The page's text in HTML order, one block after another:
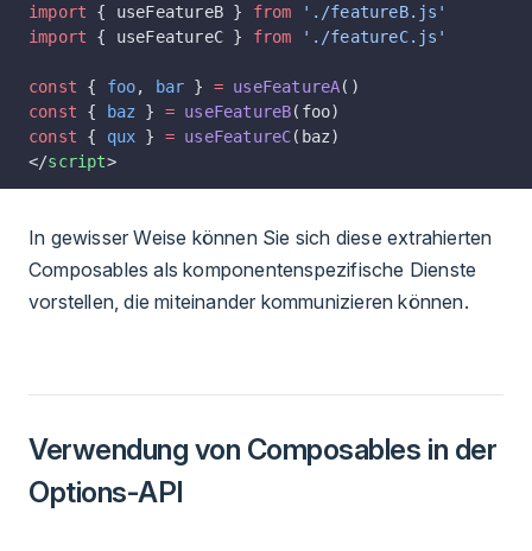
import { useFeatureB } from './featureB.js'
import { useFeatureC } from './featureC.js'
const { foo, bar } = useFeatureA()
const { baz } = useFeatureB(foo)
const { qux } = useFeatureC(baz)
</script>
In gewisser Weise können Sie sich diese extrahierten
Composables als komponentenspezifische Dienste
vorstellen, die miteinander kommunizieren können.
Verwendung von Composables in der
Options-API